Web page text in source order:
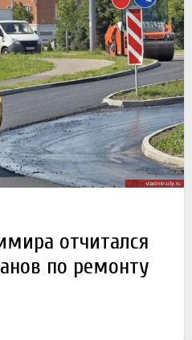
отчитался
по ремонту